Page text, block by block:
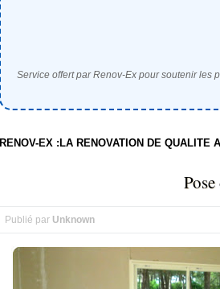
Service offert par Renov-Ex pour soutenir les
RENOV-EX :LA RENOVATION DE QUALITE
Publié par Unknown